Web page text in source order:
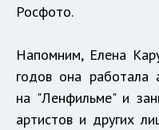
Росфото.
Напомним, Елена
годов она работала
на "Ленфильме" и
артистов и других